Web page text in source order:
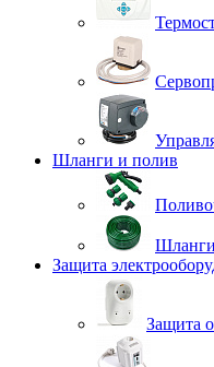
Шланги и полив
Шланги
Защита
Защита